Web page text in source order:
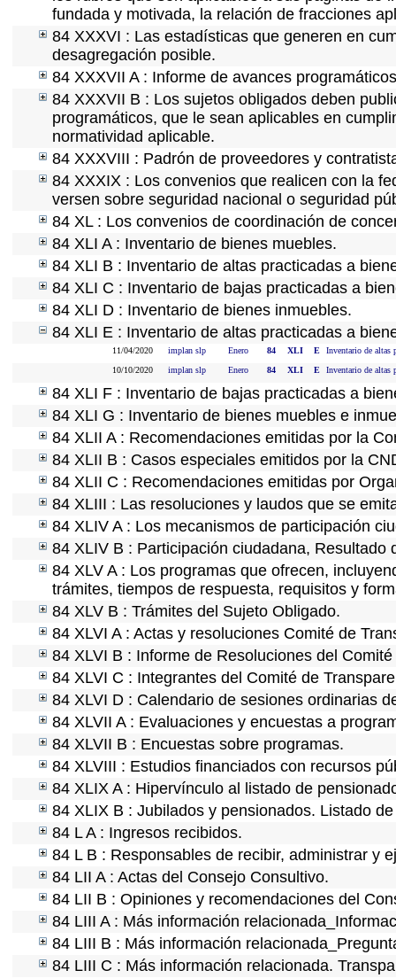
fundada y motivada, la relación de fracciones
84 XXXVI : Las estadísticas que generen en
desagregación posible.
84 XXXVII A : Informe de avances
84 XXXVII B : Los sujetos obligados deben
programáticos, que le sean aplicables en
normatividad aplicable.
84 XXXVIII : Padrón de proveedores y
84 XXXIX : Los convenios que realicen con la
versen sobre seguridad nacional o seguridad
84 XL : Los convenios de coordinación de
84 XLI A : Inventario de bienes muebles.
84 XLI B : Inventario de altas practicadas a
84 XLI C : Inventario de bajas practicadas a
84 XLI D : Inventario de bienes inmuebles.
84 XLI E : Inventario de altas practicadas a
11/04/2020 implan slp Enero 84 XLI E
Inventario de altas
10/10/2020
implan slp Enero 84 XLI E Inventario de altas
84 XLI F : Inventario de bajas practicadas a
84 XLI G : Inventario de bienes muebles e
84 XLII A : Recomendaciones emitidas por la
84 XLII B : Casos especiales emitidos por la
84 XLII C : Recomendaciones emitidas por
84 XLIII : Las resoluciones y laudos que se
84 XLIV A : Los mecanismos de participación
84 XLIV B : Participación ciudadana, Resultado
84 XLV A : Los programas que ofrecen,
trámites, tiempos de respuesta, requisitos y
84 XLV B : Trámites del Sujeto Obligado.
84 XLVI A : Actas y resoluciones Comité de
84 XLVI B : Informe de Resoluciones del
84 XLVI C : Integrantes del Comité de
84 XLVI D : Calendario de sesiones ordinarias
84 XLVII A : Evaluaciones y encuestas a
84 XLVII B : Encuestas sobre programas.
84 XLVIII : Estudios financiados con recursos
84 XLIX A : Hipervínculo al listado de
84 XLIX B : Jubilados y pensionados. Listado
84 L A : Ingresos recibidos.
84 L B : Responsables de recibir, administrar y
84 LII A : Actas del Consejo Consultivo.
84 LII B : Opiniones y recomendaciones del
84 LIII A : Más información
84 LIII B : Más información
84 LIII C : Más información relacionada.